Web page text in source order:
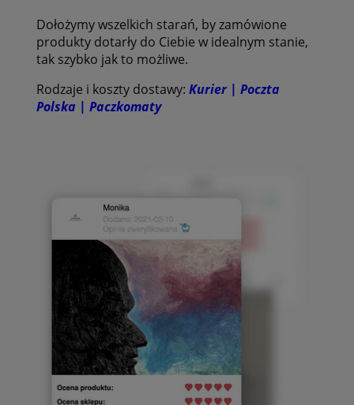
Dołożymy wszelkich starań, by zamówione
produkty dotarły do Ciebie w idealnym stanie,
tak szybko jak to możliwe.
Rodzaje i koszty dostawy: Kurier | Poczta
Polska | Paczkomaty